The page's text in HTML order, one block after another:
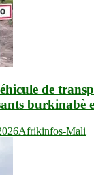
de
burkinabè
Afrikinfos-Mali